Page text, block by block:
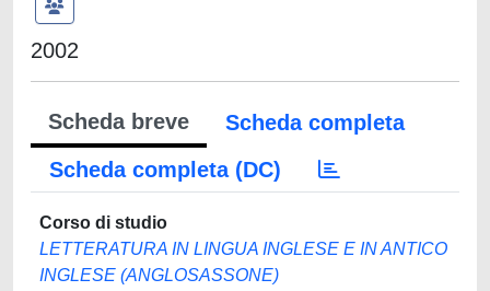
2002
Scheda breve
Scheda completa
Scheda completa (DC)
Corso di studio
LETTERATURA IN LINGUA INGLESE E IN ANTICO
INGLESE (ANGLOSASSONE)